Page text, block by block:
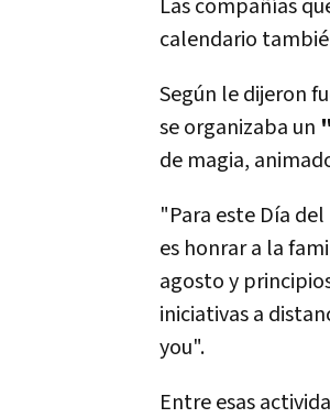
Las compañías
calendario
Según le dijeron
se organizaba un
de magia,
"Para este Día
es honrar a la
agosto y
iniciativas a
you".
Entre esas